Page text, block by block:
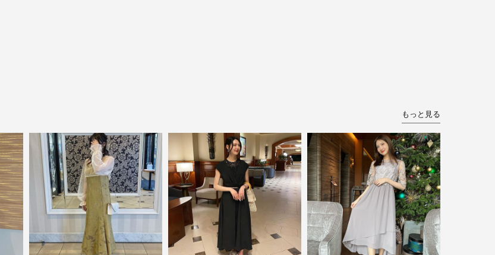
ドレスは女性にとって永遠のファッションアイテム。
クローゼットに一着は用意しておきたいものの一つ。
ドレスが持つ女性を美しく見せる力は、ファッション
アイテムの中でも特別なものです。
特別な日だけではもったいない もっと気軽にもっと自
由にドレスを楽しみたい...
そんな気持ちを叶えたい。それが、ドレスブランドガ
ールです。
もっと見る